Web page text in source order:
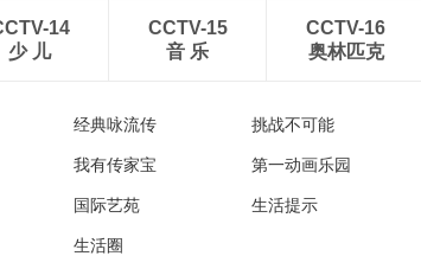
14
少 儿
CCTV-15
音 乐
CCTV-16
奥林匹克
经典咏流传 挑战不可能
我有传家宝 第一动画乐园
国际艺苑 生活提示
生活圈